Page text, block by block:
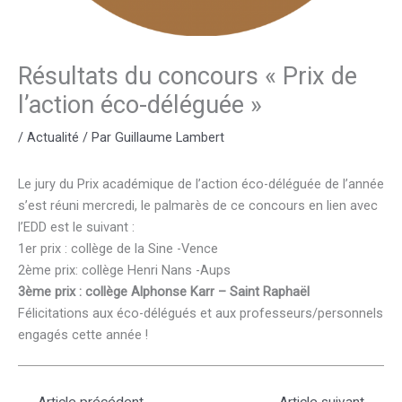
Résultats du concours « Prix de
l’action éco-déléguée »
/ Actualité / Par Guillaume Lambert
Le jury du Prix académique de l’action éco-déléguée de l’année
s’est réuni mercredi, le palmarès de ce concours en lien avec
l’EDD est le suivant :
1er prix : collège de la Sine -Vence
2ème prix: collège Henri Nans -Aups
3ème prix : collège Alphonse Karr – Saint Raphaël
Félicitations aux éco-délégués et aux professeurs/personnels
engagés cette année !